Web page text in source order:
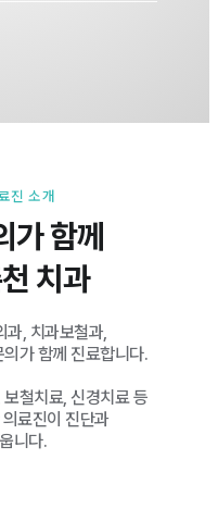
진 소개
가 함께
치과
과, 치과보철과,
가 함께 진료합니다.
철치료, 신경치료 등
료진이 진단과
니다.